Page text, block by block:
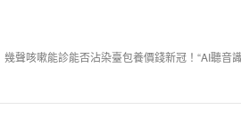
幾聲咳嗽能診能否沾染臺包養價錢新冠！“AI聽音